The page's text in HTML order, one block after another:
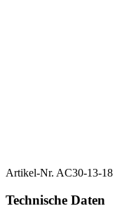
Artikel-Nr. AC30-13-18
Technische Daten